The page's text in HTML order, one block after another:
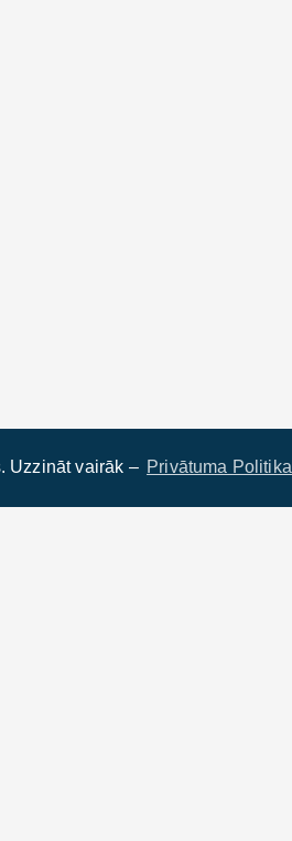
Uzzināt vairāk – Privātuma Politika